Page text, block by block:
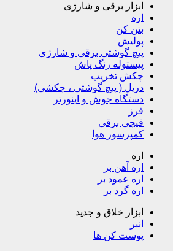
ابزار برقی و شارژی
اره
بتن کن
پولیش
پیچ گوشتی برقی و شارژی
پیستوله رنگ پاش
چکش تخریب
دریل ( پیچ گوشتی ، چکشی)
دستگاه جوش و اینورتر
فرز
قیچی برقی
کمپرسور هوا
اره
اره آهن بر
اره عمود بر
اره گرد بر
ابزار خلاق و جدید
انبر
پوست کن ها